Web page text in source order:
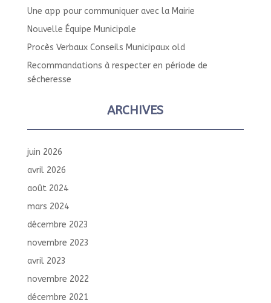
Une app pour communiquer avec la Mairie
Nouvelle Équipe Municipale
Procès Verbaux Conseils Municipaux old
Recommandations à respecter en période de
sécheresse
ARCHIVES
juin 2026
avril 2026
août 2024
mars 2024
décembre 2023
novembre 2023
avril 2023
novembre 2022
décembre 2021